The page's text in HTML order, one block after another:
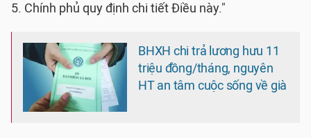
5. Chính phủ quy định chi tiết Điều này."
BHXH chi trả lương hưu 11
triệu đồng/tháng, nguyên
HT an tâm cuộc sống về già